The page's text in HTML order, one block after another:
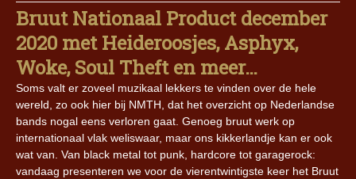
Bruut Nationaal Product december
2020 met Heideroosjes, Asphyx,
Woke, Soul Theft en meer…
Soms valt er zoveel muzikaal lekkers te vinden over de hele
wereld, zo ook hier bij NMTH, dat het overzicht op Nederlandse
bands nogal eens verloren gaat. Genoeg bruut werk op
internationaal vlak weliswaar, maar ons kikkerlandje kan er ook
wat van. Van black metal tot punk, hardcore tot garagerock:
vandaag presenteren we voor de vierentwintigste keer het Bruut